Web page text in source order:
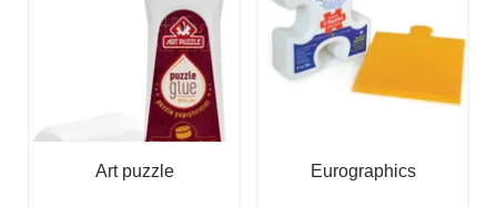
Art puzzle Eurographics